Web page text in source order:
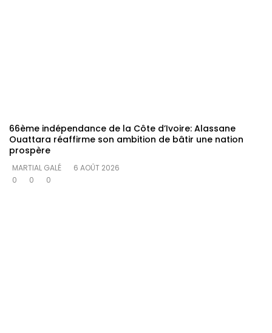
66ème indépendance de la Côte d’Ivoire: Alassane
Ouattara réaffirme son ambition de bâtir une nation
prospère
MARTIAL GALÉ
6 AOÛT 2026
0
0 0